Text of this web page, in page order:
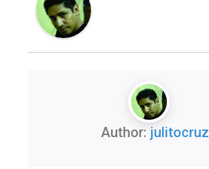
Author: julitocruz